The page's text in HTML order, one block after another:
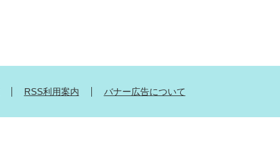
RSS利用案内 バナー広告について